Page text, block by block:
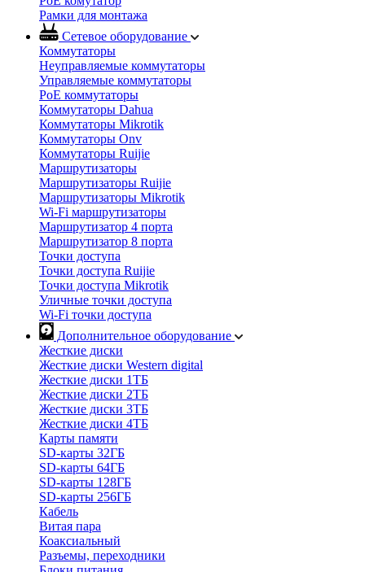
Рамки для монтажа
Сетевое оборудование
Коммутаторы
Неуправляемые коммутаторы
Управляемые коммутаторы
PoE коммутаторы
Коммутаторы Dahua
Коммутаторы Mikrotik
Коммутаторы Onv
Коммутаторы Ruijie
Маршрутизаторы
Маршрутизаторы Ruijie
Маршрутизаторы Mikrotik
Wi-Fi маршрутизаторы
Маршрутизатор 4 порта
Маршрутизатор 8 порта
Точки доступа
Точки доступа Ruijie
Точки доступа Mikrotik
Уличные точки доступа
Wi-Fi точки доступа
Дополнительное оборудование
Жесткие диски
Жесткие диски Western digital
Жесткие диски 1ТБ
Жесткие диски 2ТБ
Жесткие диски 3ТБ
Жесткие диски 4ТБ
Карты памяти
SD-карты 32ГБ
SD-карты 64ГБ
SD-карты 128ГБ
SD-карты 256ГБ
Кабель
Витая пара
Коаксиальный
Разъемы, переходники